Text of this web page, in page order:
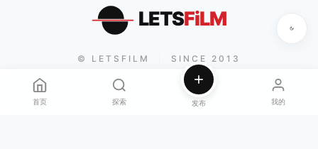
LETSFiLM
© LETSFILM SINCE 2013
首页 探索 发布 我的